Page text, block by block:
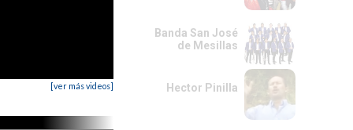
[ver más videos]
Banda San José
de Mesillas
Hector Pinilla